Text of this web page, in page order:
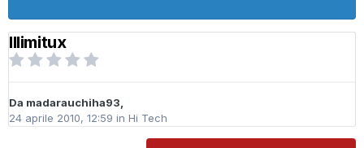
Illimitux
Da madarauchiha93,
24 aprile 2010, 12:59 in Hi Tech